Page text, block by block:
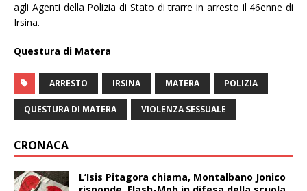
agli Agenti della Polizia di Stato di trarre in arresto il 46enne di
Irsina.
Questura di Matera
ARRESTO IRSINA MATERA POLIZIA
QUESTURA DI MATERA VIOLENZA SESSUALE
CRONACA
L’Isis Pitagora chiama, Montalbano Jonico